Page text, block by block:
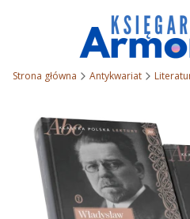
Strona główna Antykwariat